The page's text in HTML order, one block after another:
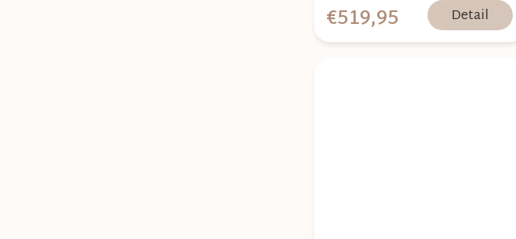
€519,95 Detail